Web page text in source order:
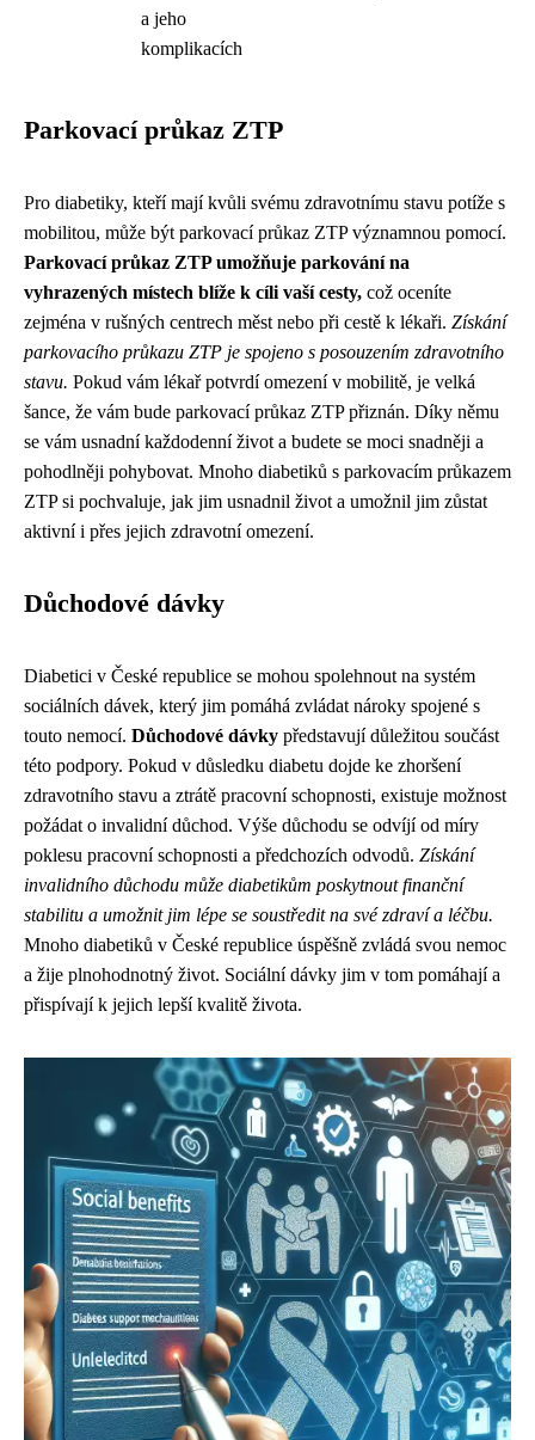
a jeho
komplikacích
Parkovací průkaz ZTP
Pro diabetiky, kteří mají kvůli svému zdravotnímu stavu potíže s
mobilitou, může být parkovací průkaz ZTP významnou pomocí.
Parkovací průkaz ZTP umožňuje parkování na
vyhrazených místech blíže k cíli vaší cesty, což oceníte
zejména v rušných centrech měst nebo při cestě k lékaři. Získání
parkovacího průkazu ZTP je spojeno s posouzením zdravotního
stavu. Pokud vám lékař potvrdí omezení v mobilitě, je velká
šance, že vám bude parkovací průkaz ZTP přiznán. Díky němu
se vám usnadní každodenní život a budete se moci snadněji a
pohodlněji pohybovat. Mnoho diabetiků s parkovacím průkazem
ZTP si pochvaluje, jak jim usnadnil život a umožnil jim zůstat
aktivní i přes jejich zdravotní omezení.
Důchodové dávky
Diabetici v České republice se mohou spolehnout na systém
sociálních dávek, který jim pomáhá zvládat nároky spojené s
touto nemocí. Důchodové dávky představují důležitou součást
této podpory. Pokud v důsledku diabetu dojde ke zhoršení
zdravotního stavu a ztrátě pracovní schopnosti, existuje možnost
požádat o invalidní důchod. Výše důchodu se odvíjí od míry
poklesu pracovní schopnosti a předchozích odvodů. Získání
invalidního důchodu může diabetikům poskytnout finanční
stabilitu a umožnit jim lépe se soustředit na své zdraví a léčbu.
Mnoho diabetiků v České republice úspěšně zvládá svou nemoc
a žije plnohodnotný život. Sociální dávky jim v tom pomáhají a
přispívají k jejich lepší kvalitě života.